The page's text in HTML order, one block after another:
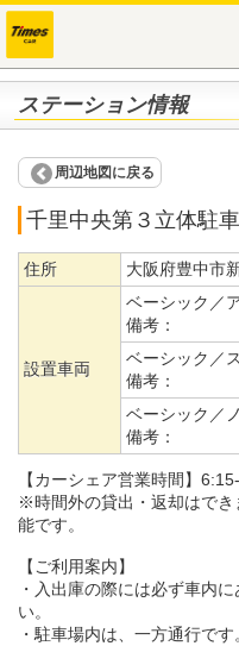
ステーション情報
周辺地図に戻る
千里中央第３立体駐車
住所 大阪府豊中市
設置車両
ベーシック／
備考：
ベーシック／
備考：
ベーシック／
備考：
【カーシェア営業時間】
※時間外の貸出・返却はで
能です。
【ご利用案内】
・入出庫の際には必ず車内
い。
・駐車場内は、一方通行です